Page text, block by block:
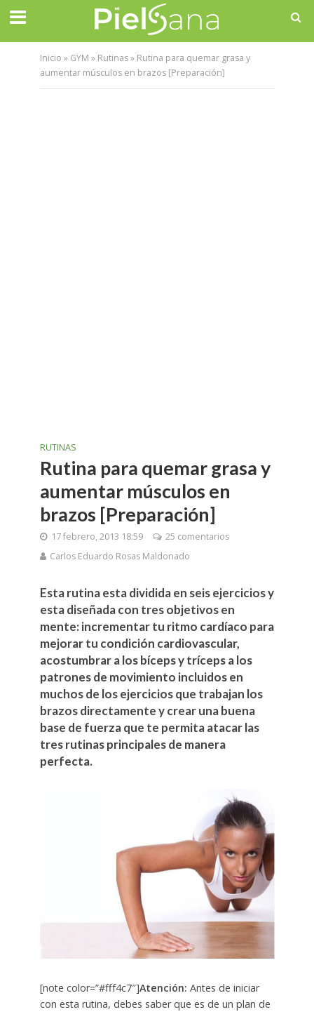
Inicio » GYM » Rutinas» Rutina para quemar grasa y
aumentar músculos en brazos [Preparación]
RUTINAS
Rutina para quemar grasa y
aumentar músculos en
brazos [Preparación]
17 febrero, 2013 18:59
25 comentarios
Carlos Eduardo Rosas Maldonado
Esta rutina esta dividida en seis ejercicios y
esta diseñada con tres objetivos en
mente: incrementar tu ritmo cardíaco para
mejorar tu condición cardiovascular,
acostumbrar a los bíceps y tríceps a los
patrones de movimiento incluidos en
muchos de los ejercicios que trabajan los
brazos directamente y crear una buena
base de fuerza que te permita atacar las
tres rutinas principales de manera
perfecta.
[note color=”#fff4c7″]Atención: Antes de iniciar
con esta rutina, debes saber que es de un plan de